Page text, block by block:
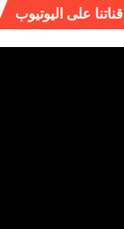
قناتنا على اليوتيوب